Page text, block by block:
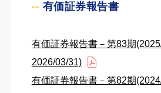
有価証券報告書
有価証券報告書－第83期
2026/03/31)
有価証券報告書－第82期